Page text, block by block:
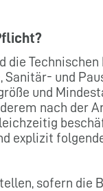
die
und
und
nach der
explizit
sofern die